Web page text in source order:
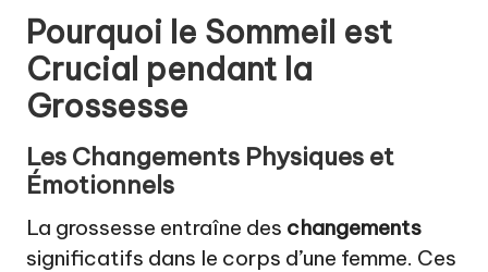
Pourquoi le Sommeil est
Crucial pendant la
Grossesse
Les Changements Physiques et
Émotionnels
La grossesse entraîne des changements
significatifs dans le corps d’une femme. Ces